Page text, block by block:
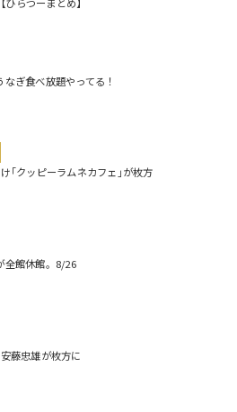
なぎ食べ放題やってる！
｢クッピーラムネカフェ｣が枚方
全館休館。8/26
藤忠雄が枚方に